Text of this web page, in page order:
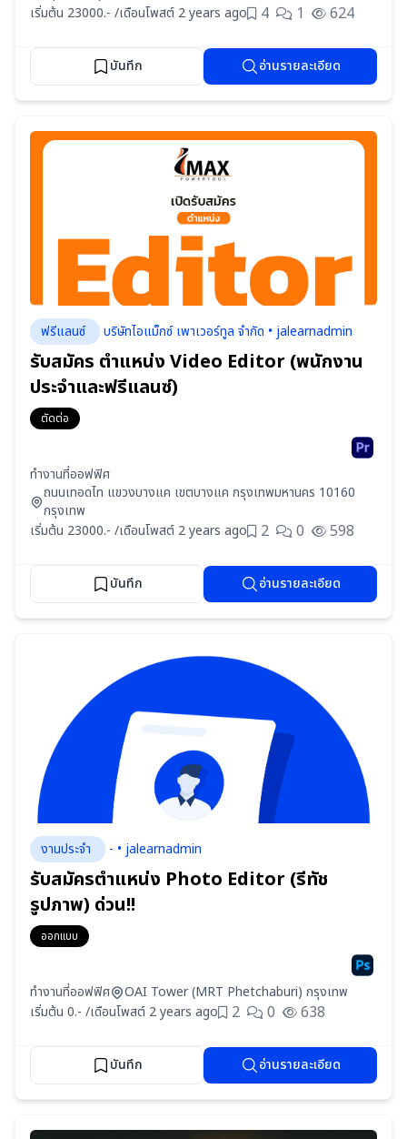
เริ่มต้น 23000.- /เดือนโพสต์ 2 years ago 4 1 624
บันทึก อ่านรายละเอียด
ฟรีแลนซ์ บริษัทไอแม็กซ์ เพาเวอร์ทูล จำกัด • jalearnadmin
รับสมัคร ตำแหน่ง Video Editor (พนักงาน
ประจำและฟรีแลนซ์)
ตัดต่อ
ทำงานที่ออฟฟิศ
ถนนเทอดไท แขวงบางแค เขตบางแค กรุงเทพมหานคร 10160
กรุงเทพ
เริ่มต้น 23000.- /เดือนโพสต์ 2 years ago 2 0 598
บันทึก อ่านรายละเอียด
งานประจำ - • jalearnadmin
รับสมัครตำแหน่ง Photo Editor (รีทัช
รูปภาพ) ด่วน!!
ออกแบบ
ทำงานที่ออฟฟิศ
OAI Tower (MRT Phetchaburi) กรุงเทพ
เริ่มต้น 0.- /เดือนโพสต์ 2 years ago 2 0 638
บันทึก อ่านรายละเอียด